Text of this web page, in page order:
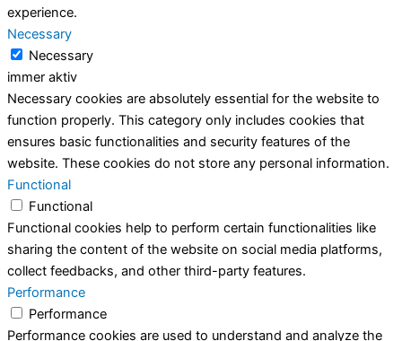
experience.
Necessary
Necessary
immer aktiv
Necessary cookies are absolutely essential for the website to
function properly. This category only includes cookies that
ensures basic functionalities and security features of the
website. These cookies do not store any personal information.
Functional
Functional
Functional cookies help to perform certain functionalities like
sharing the content of the website on social media platforms,
collect feedbacks, and other third-party features.
Performance
Performance
Performance cookies are used to understand and analyze the